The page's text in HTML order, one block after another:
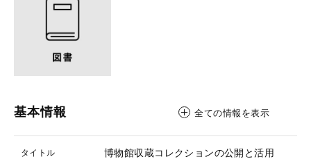
基本情報 全ての情報を表示
タイトル 博物館収蔵コレクションの公開と活用